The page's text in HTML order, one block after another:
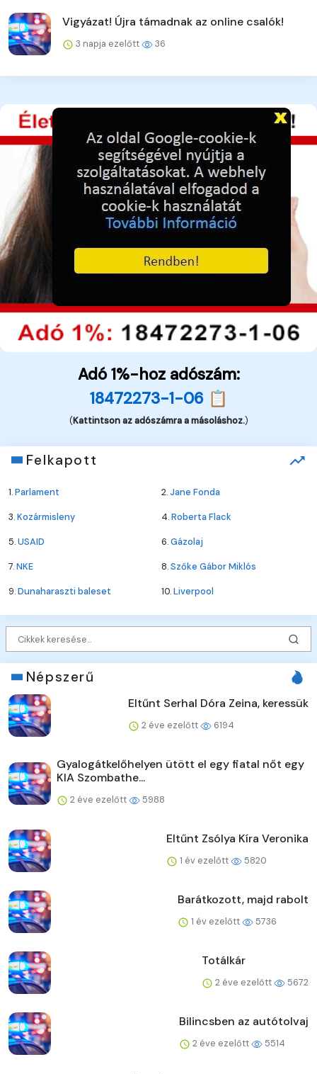
Vigyázat! Újra támadnak az online csalók!
3 napja ezelőtt 36
Adó 1%-hoz adószám:
18472273-1-06 📋
(Kattintson az adószámra a másoláshoz.)
Felkapott
1.Parlament 2.Jane Fonda
3.Kozármisleny 4.Roberta Flack
5.USAID 6.Gázolaj
7.NKE 8.Szőke Gábor Miklós
9.Dunaharaszti baleset 10.Liverpool
Népszerű
Eltűnt Serhal Dóra Zeina, keressük
2 éve ezelőtt 6194
Gyalogátkelőhelyen ütött el egy fiatal nőt egy
KIA Szombathe...
2 éve ezelőtt 5988
Eltűnt Zsólya Kíra Veronika
1 év ezelőtt 5820
Barátkozott, majd rabolt
1 év ezelőtt 5736
Totálkár
2 éve ezelőtt 5672
Bilincsben az autótolvaj
2 éve ezelőtt 5514